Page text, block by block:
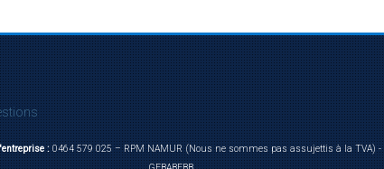
:0464 579 025 – RPM NAMUR (Nous ne sommes pas assujettis à la TVA) -